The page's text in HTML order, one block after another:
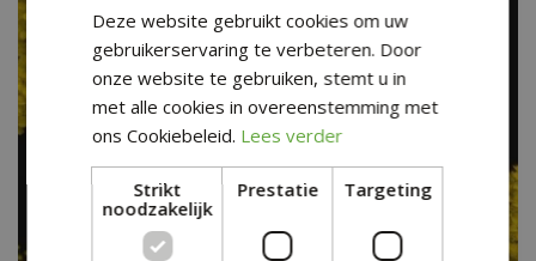
Deze website gebruikt cookies om uw
gebruikerservaring te verbeteren. Door
onze website te gebruiken, stemt u in
met alle cookies in overeenstemming met
ons Cookiebeleid. Lees verder
Strikt
noodzakelijk
Prestatie Targeting